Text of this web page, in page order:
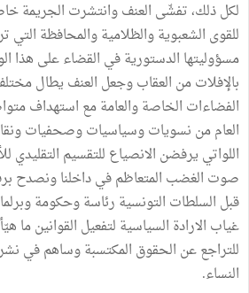
لكل ذلك، تفشّى العنف وانتشرت الجريمة
للقوى الشعبوية والظلامية والمحافظة
مسؤوليتها الدستورية في القضاء على هذا
بالإفلات من العقاب وجعل العنف يطال
الفضاءات الخاصة والعامة مع استهداف
العام من نسويات وسياسيات وصحفيات
اللواتي يرفضن الانصياع للتقسيم التقليدي
صوت الغضب المتعاظم في داخلنا ونصدح
قبل السلطات التونسية رئاسة وحكومة
غياب الارادة السياسية لتفعيل القوانين ما
للتراجع عن الحقوق المكتسبة وساهم في
النساء.